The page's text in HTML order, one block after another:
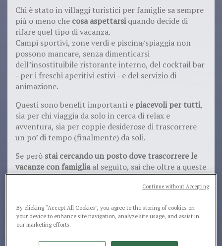
Chi è stato in villaggi turistici per famiglie sa sempre
più o meno che cosa aspettarsiquando decide di
rifare quel tipo di vacanza.
Campi sportivi, zone verdi e piscina/spiaggia non
possono mancare, senza dimenticarsi
dell’insostituibile ristorante interno, del cocktail bar
- per i freschi aperitivi estivi - e del servizio di
animazione.
Questi sono benefit importanti e piacevoli per tutti,
sia per chi viaggia da solo in cerca di relax e
avventura, sia per coppie desiderose di trascorrere
un po’ di tempo (finalmente) da soli.
Se però stai cercando un posto dove trascorrere le
vacanze con famigliaal seguito, sai che oltre a queste
comuni necessità ne avrai altre aggiuntive e ben
solo i villaggi turistici
Cosa devono offrire i migliori
villaggi turistici per famiglie
By clicking “Accept All Cookies”, you agree to the storing of cookies on
your device to enhance site navigation, analyze site usage, and assist in
our marketing efforts.
Continue without Accepting